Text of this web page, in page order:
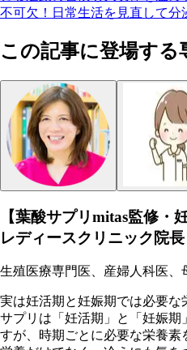
不可欠！日常生活を見直して分
この記事に登場する
【葉酸サプリmitas監修・
レディースクリニック院
生殖医療専門医、産婦人科医
実は妊活期と妊娠期では必要
サプリは「妊活期」と「妊娠期
すが、時期ごとに必要な栄養素